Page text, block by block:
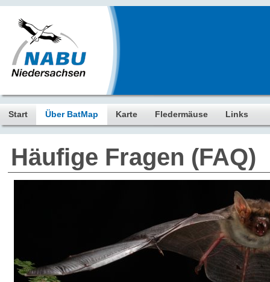
Start Über BatMap Karte Fledermäuse Links
Häufige Fragen (FAQ)